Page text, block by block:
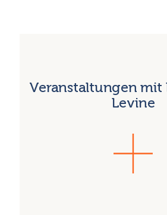
Veranstaltungen mit
Levine